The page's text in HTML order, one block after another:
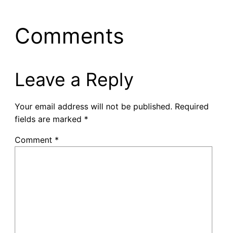
Comments
Leave a Reply
Your email address will not be published. Required
fields are marked *
Comment *